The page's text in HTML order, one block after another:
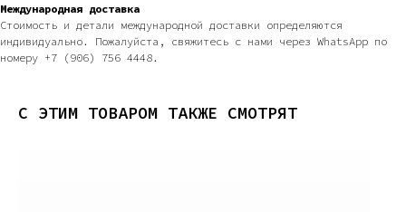
Международная доставка
Стоимость и детали международной доставки определяются
индивидуально. Пожалуйста, свяжитесь с нами через WhatsApp по
номеру +7 (906) 756 4448.
С ЭТИМ ТОВАРОМ ТАКЖЕ СМОТРЯТ